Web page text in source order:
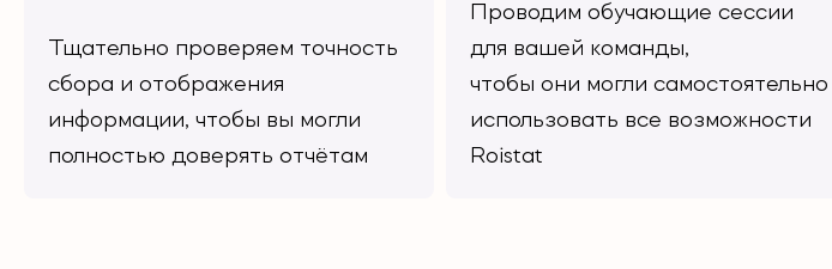
Тщательно проверяем точность
сбора и отображения
информации, чтобы вы могли
полностью доверять отчётам
Проводим обучающие сессии
для вашей команды,
чтобы они могли самостоятельно
использовать все возможности
Roistat